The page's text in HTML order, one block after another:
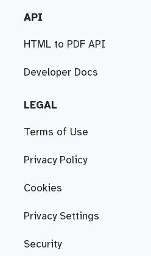
API
HTML to PDF API
Developer Docs
LEGAL
Terms of Use
Privacy Policy
Cookies
Privacy Settings
Security